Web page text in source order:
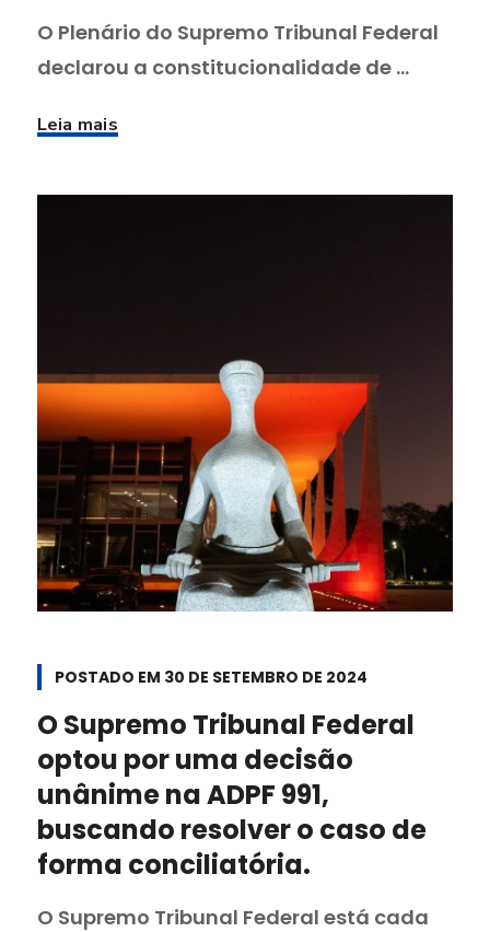
O Plenário do Supremo Tribunal Federal
declarou a constitucionalidade de ...
Leia mais
POSTADO EM 30 DE SETEMBRO DE 2024
O Supremo Tribunal Federal
optou por uma decisão
unânime na ADPF 991,
buscando resolver o caso de
forma conciliatória.
O Supremo Tribunal Federal está cada